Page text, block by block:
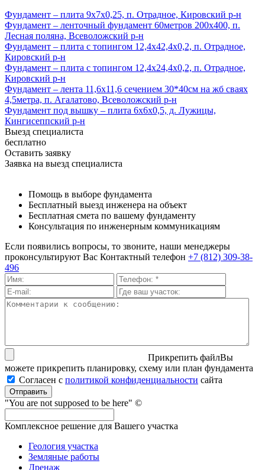
Фундамент – плита 9х7х0,25, п. Отрадное, Кировский р-н
Фундамент – ленточный фундамент 60метров 200х400, п.
Лесная поляна, Всеволожский р-н
Фундамент – плита с топингом 12,4х42,4х0,2, п. Отрадное,
Кировский р-н
Фундамент – плита с топингом 12,4х24,4х0,2, п. Отрадное,
Кировский р-н
Фундамент – лента 11,6х11,6 сечением 30*40см на жб сваях
4,5метра, п. Агалатово, Всеволожский р-н
Фундамент под вышку – плита 6х6х0,5, д. Лужицы,
Кингисеппский р-н
Выезд специалиста
бесплатно
Оставить заявку
Заявка на выезд специалиста
Помощь в выборе фундамента
Бесплатный выезд инженера на объект
Бесплатная смета по вашему фундаменту
Консультация по инженерным коммуникациям
Если появились вопросы, то звоните, наши менеджеры
проконсультируют Вас Контактный телефон +7 (812) 309-38-
496
Прикрепить файлВы
можете прикрепить планировку, схему или план фундамента
Согласен с политикой кон­фи­ден­ци­аль­нос­ти сайта
Отправить
"You are not supposed to be here" ©
Комплексное решение для Вашего участка
Геология участка
Земляные работы
Дренаж